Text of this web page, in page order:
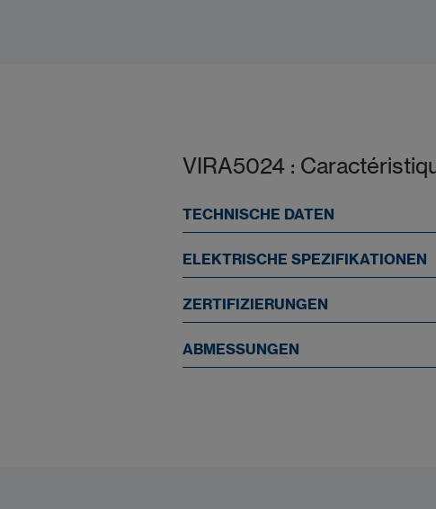
VIRA5024 :
TECHNISCHE DATEN
ELEKTRISCHE SPEZIFIKATIONEN
ZERTIFIZIERUNGEN
ABMESSUNGEN